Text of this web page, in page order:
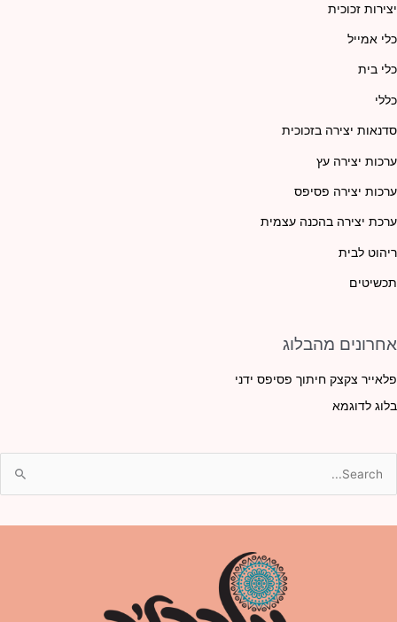
יצירות זכוכית
כלי אמייל
כלי בית
כללי
סדנאות יצירה בזכוכית
ערכות יצירה עץ
ערכות יצירה פסיפס
ערכת יצירה בהכנה עצמית
ריהוט לבית
תכשיטים
אחרונים מהבלוג
פלאייר צקצק חיתוך פסיפס ידני
בלוג לדוגמא
a